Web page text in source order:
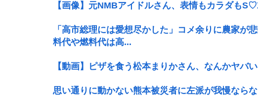
【画像】元NMBアイドルさん、表情もカラダも
「高市総理には愛想尽かした」コメ余りに農家
料代や燃料代は高...
【動画】ピザを食う松本まりかさん、なんかヤバい
思い通りに動かない熊本被災者に左派が我慢なら